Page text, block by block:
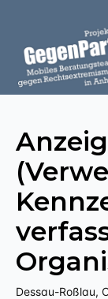
Dessau-Roßlau,